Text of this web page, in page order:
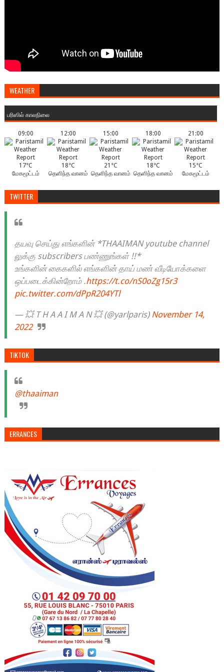
WEATHER
பரிஸில் காலநிலை
09:00
17°C
மேகமூட்டம்
12:00
18°C
தெளிந்த வானம்
15:00
21°C
தெளிந்த வானம்
18:00
18°C
தெளிந்த வானம்
21:00
15°C
மேகமூட்டம்
TWITTER
தயவு செய்து எங்களின் *THAAIMAN youtube channel
லுக்கு subscribers பண்ணுங்கள் !!*
உங்களின் கைகளில் எங்களின் தாய் மண் வீடியோக்களை
ஒப்படைக்கின்றோம் .https://t.co/nS0oZg15r3
pic.twitter.com/dPpR204YTl
— 💥 T H A A I M A N 💥 (@yarlparis) November 14,
2022
TIKTOK
@thaaiman
ERRANCES